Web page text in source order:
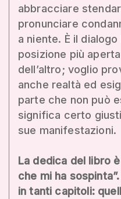
abbracciare
pronunciare
a niente. È il
posizione più
dell’altro; voglio
anche realtà ed
parte che non può
significa certo
sue manifestazioni.
La dedica del libro
che mi ha
in tanti capitoli: